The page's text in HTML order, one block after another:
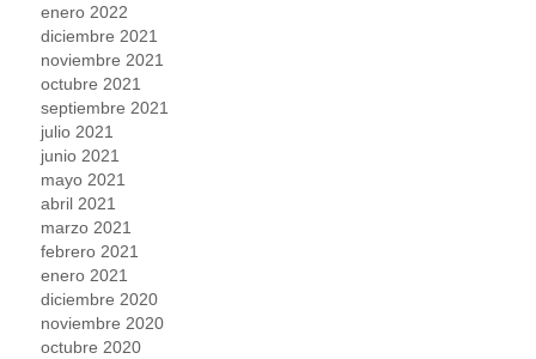
enero 2022
diciembre 2021
noviembre 2021
octubre 2021
septiembre 2021
julio 2021
junio 2021
mayo 2021
abril 2021
marzo 2021
febrero 2021
enero 2021
diciembre 2020
noviembre 2020
octubre 2020